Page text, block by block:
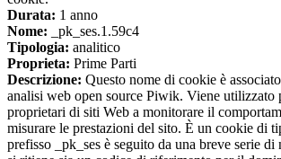
Durata: 1 anno
Nome: _pk_ses.1.59c4
Tipologia: analitico
Proprieta: Prime Parti
Descrizione: Questo nome di cookie è
analisi web open source Piwik. Viene utilizzato
proprietari di siti Web a monitorare il
misurare le prestazioni del sito. È un cookie di
prefisso _pk_ses è seguito da una breve serie di